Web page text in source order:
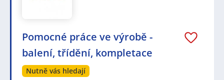
Pomocné práce ve výrobě -
balení, třídění, kompletace
Nutně vás hledají